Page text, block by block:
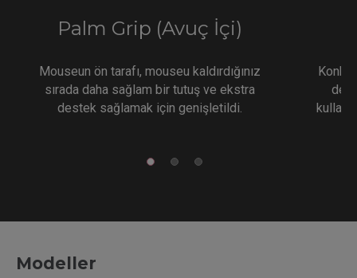
Palm Grip (Avuç İçi)
Mouseun ön tarafı, mouseu kaldırdığınız
sırada daha sağlam bir tutuş ve ekstra
destek sağlamak için genişletildi.
Modeller